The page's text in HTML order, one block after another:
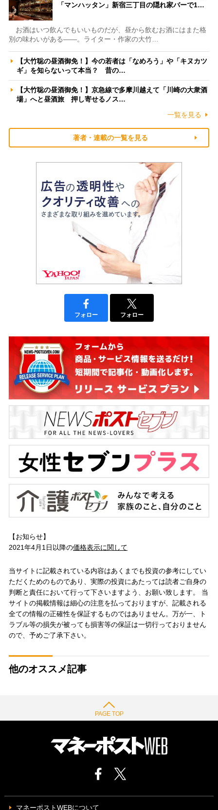
「マンハッタン」新宿三丁目の隠れ家バーで1…
お酒はいつ飲んでもいいものだが、昼から飲むお酒にはまた格
別の味わいがある――。ライター・作家の大竹…
【大竹聡の昼酒御免！】今の若者は「なめろう」や「キヌカツ
ギ」を知らないって本当？ 昔の…
【大竹聡の昼酒御免！】京急線で多摩川越えて「川崎の大衆酒
場」へと昼酒旅 押し寄せるノス…
一覧を見る
著者・連載の一覧を見る
フォロー フォロー
【お知らせ】
2021年4月1日以降の価格表示に関して
当サイトに記載されている内容はあくまでも投資の参考にしてい
ただくためのものであり、実際の投資にあたっては読者ご自身の
判断と責任において行って下さいますよう、お願い致します。 当
サイトの掲載情報は細心の注意を払っておりますが、記載される
全ての情報の正確性を保証するものではありません。万が一、ト
ラブル等の損失が被っても損害等の保証は一切行っておりません
ので、予めご了承下さい。
他のオススメ記事
PAGE TOP
マネーポストWEBについて